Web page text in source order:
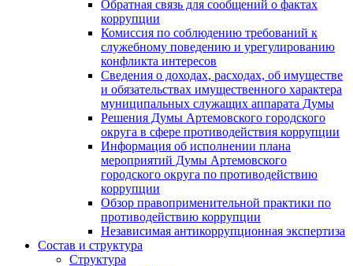
Обратная связь для сообщений о фактах
коррупции
Комиссия по соблюдению требований к
служебному поведению и урегулированию
конфликта интересов
Сведения о доходах, расходах, об имуществе
и обязательствах имущественного характера
муниципальных служащих аппарата Думы
Решения Думы Артемовского городского
округа в сфере противодействия коррупции
Информация об исполнении плана
мероприятий Думы Артемовского
городского округа по противодействию
коррупции
Обзор правоприменительной практики по
противодействию коррупции
Независимая антикоррупционная экспертиза
Состав и структура
Структура